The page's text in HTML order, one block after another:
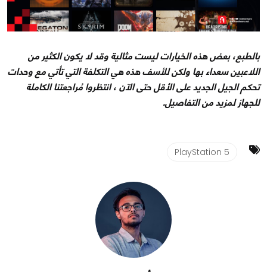
بالطبع، بعض هذه الخيارات ليست مثالية وقد لا يكون الكثير من
اللاعبين سعداء بها ولكن للأسف هذه هي التكلفة التي تأتي مع وحدات
تحكم الجيل الجديد على الأقل حتى الآن ، انتظروا مُراجعتنا الكاملة
للجهاز لمزيد من التفاصيل.
PlayStation 5